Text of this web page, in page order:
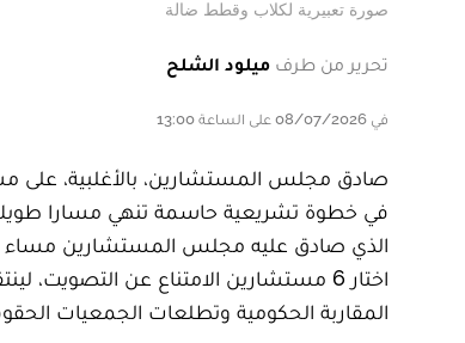
صورة تعبيرية لكلاب وقطط ضالة
تحرير من طرف ميلود الشلح
في 08/07/2026 على الساعة 13:00
في خطوة تشريعية حاسمة تنهي مسارا
اختار 6 مستشارين الامتناع عن
المقاربة الحكومية وتطلعات الجمعيات